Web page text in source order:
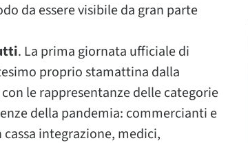
da essere visibile da gran parte
. La prima giornata ufficiale di
proprio stamattina dalla
le rappresentanze delle categorie
della pandemia: commercianti e
integrazione, medici,